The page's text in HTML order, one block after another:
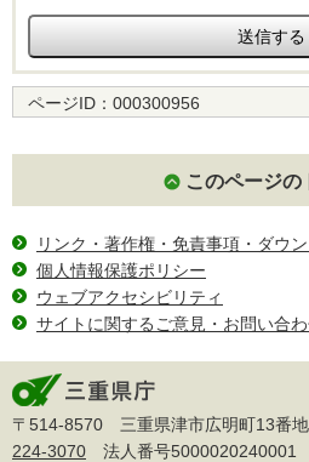
ページID： 000300956
このページの
リンク・著作権・免責事項・ダウ
個人情報保護ポリシー
ウェブアクセシビリティ
サイトに関するご意見・お問い合
〒514-8570 三重県津市広明町13番
224-3070 法人番号5000020240001